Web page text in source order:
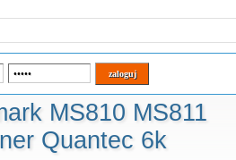
MS810 MS811
Quantec 6k